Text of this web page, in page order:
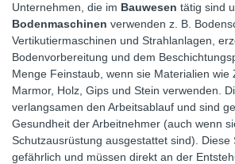
Unternehmen, die im Bauwesen tätig sind
Bodenmaschinen verwenden z. B.
Vertikutiermaschinen und Strahlanlagen,
Bodenvorbereitung und dem
Menge Feinstaub, wenn sie Materialien wie
Marmor, Holz, Gips und Stein verwenden.
verlangsamen den Arbeitsablauf und sind
Gesundheit der Arbeitnehmer (auch wenn
Schutzausrüstung ausgestattet sind). Diese
gefährlich und müssen direkt an der